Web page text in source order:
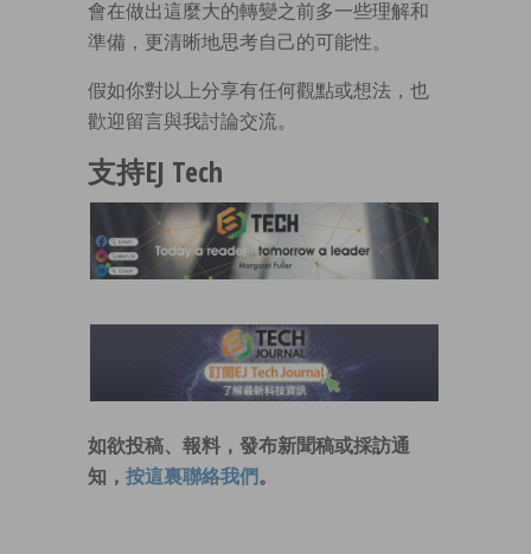
會在做出這麼大的轉變之前多一些理解和
準備，更清晰地思考自己的可能性。
假如你對以上分享有任何觀點或想法，也
歡迎留言與我討論交流。
支持EJ Tech
如欲投稿、報料，發布新聞稿或採訪通
知， 按這裏聯絡我們 。